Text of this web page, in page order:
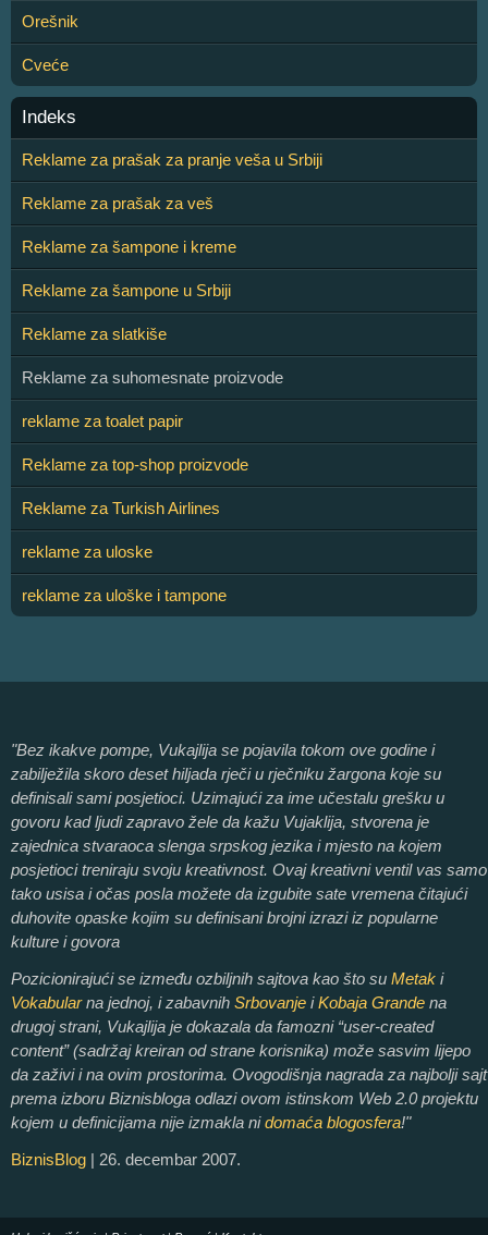
Orešnik
Cveće
Indeks
Reklame za prašak za pranje veša u Srbiji
Reklame za prašak za veš
Reklame za šampone i kreme
Reklame za šampone u Srbiji
Reklame za slatkiše
Reklame za suhomesnate proizvode
reklame za toalet papir
Reklame za top-shop proizvode
Reklame za Turkish Airlines
reklame za uloske
reklame za uloške i tampone
"Bez ikakve pompe, Vukajlija se pojavila tokom ove godine i
zabilježila skoro deset hiljada rječi u rječniku žargona koje su
definisali sami posjetioci. Uzimajući za ime učestalu grešku u
govoru kad ljudi zapravo žele da kažu Vujaklija, stvorena je
zajednica stvaraoca slenga srpskog jezika i mjesto na kojem
posjetioci treniraju svoju kreativnost. Ovaj kreativni ventil vas samo
tako usisa i očas posla možete da izgubite sate vremena čitajući
duhovite opaske kojim su definisani brojni izrazi iz popularne
kulture i govora
Pozicionirajući se između ozbiljnih sajtova kao što su Metak i
Vokabularna jednoj, i zabavnih Srbovanje iKobaja Grande na
drugoj strani, Vukajlija je dokazala da famozni “user-created
content” (sadržaj kreiran od strane korisnika) može sasvim lijepo
da zaživi i na ovim prostorima. Ovogodišnja nagrada za najbolji sajt
prema izboru Biznisbloga odlazi ovom istinskom Web 2.0 projektu
kojem u definicijama nije izmakla nidomaća blogosfera!"
BiznisBlog | 26. decembar 2007.